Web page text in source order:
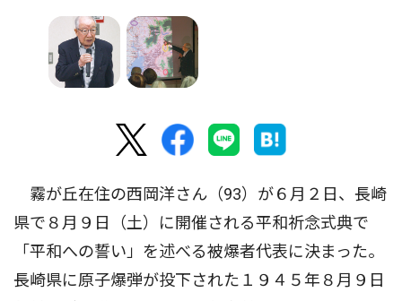
霧が丘在住の西岡洋さん（93）が６月２日、長崎
県で８月９日（土）に開催される平和祈念式典で
「平和への誓い」を述べる被爆者代表に決まった。
長崎県に原子爆弾が投下された１９４５年８月９日